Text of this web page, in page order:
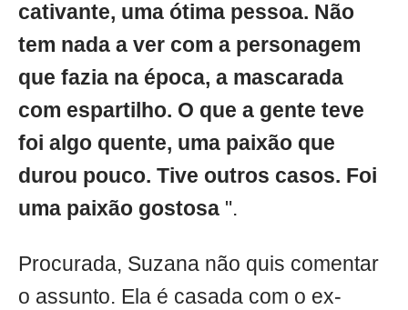
cativante, uma ótima pessoa. Não
tem nada a ver com a personagem
que fazia na época, a mascarada
com espartilho. O que a gente teve
foi algo quente, uma paixão que
durou pouco. Tive outros casos. Foi
uma paixão gostosa ".
Procurada, Suzana não quis comentar
o assunto. Ela é casada com o ex-